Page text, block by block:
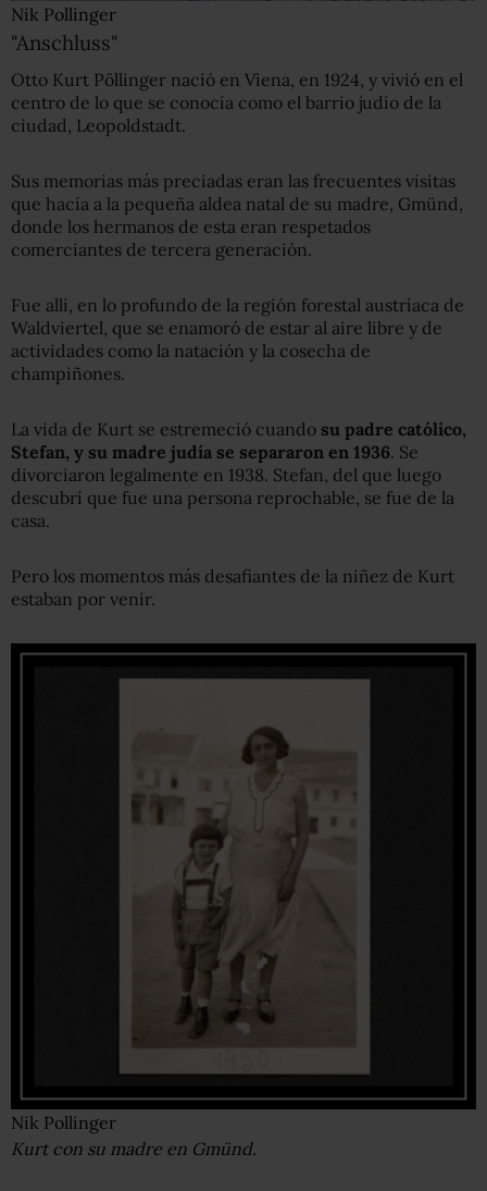
Nik Pollinger
"Anschluss"
Otto Kurt Pöllinger nació en Viena, en 1924, y vivió en el
centro de lo que se conocía como el barrio judío de la
ciudad, Leopoldstadt.
Sus memorias más preciadas eran las frecuentes visitas
que hacía a la pequeña aldea natal de su madre, Gmünd,
donde los hermanos de esta eran respetados
comerciantes de tercera generación.
Fue allí, en lo profundo de la región forestal austríaca de
Waldviertel, que se enamoró de estar al aire libre y de
actividades como la natación y la cosecha de
champiñones.
La vida de Kurt se estremeció cuando su padre católico,
Stefan, y su madre judía se separaron en 1936. Se
divorciaron legalmente en 1938. Stefan, del que luego
descubrí que fue una persona reprochable, se fue de la
casa.
Pero los momentos más desafiantes de la niñez de Kurt
estaban por venir.
Nik Pollinger
Kurt con su madre en Gmünd.